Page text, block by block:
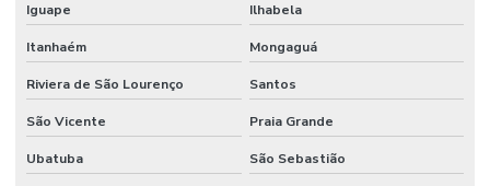
Iguape Ilhabela
Itanhaém Mongaguá
Riviera de São Lourenço Santos
São Vicente Praia Grande
Ubatuba São Sebastião